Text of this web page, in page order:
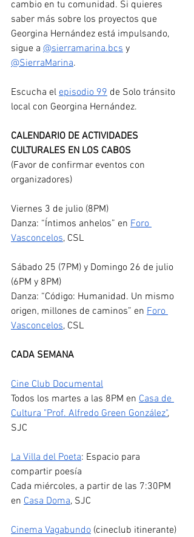
cambio en tu comunidad. Si quieres
saber más sobre los proyectos que
Georgina Hernández está impulsando,
sigue a @sierramarina.bcs y
@SierraMarina.
Escucha el episodio 99 de Solo tránsito
local con Georgina Hernández.
CALENDARIO DE ACTIVIDADES
CULTURALES EN LOS CABOS
(Favor de confirmar eventos con
organizadores)
Viernes 3 de julio (8PM)
Danza: “Íntimos anhelos” en Foro
Vasconcelos, CSL
Sábado 25 (7PM) y Domingo 26 de julio
(6PM y 8PM)
Danza: “Código: Humanidad. Un mismo
origen, millones de caminos” en Foro
Vasconcelos, CSL
CADA SEMANA
Cine Club Documental
Todos los martes a las 8PM en Casa de
Cultura "Prof. Alfredo Green González",
SJC
La Villa del Poeta: Espacio para
compartir poesía
Cada miércoles, a partir de las 7:30PM
en Casa Doma, SJC
Cinema Vagabundo (cineclub itinerante)